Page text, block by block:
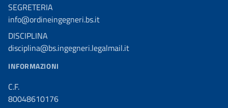
SEGRETERIA
info@ordineingegneri.bs.it
DISCIPLINA
disciplina@bs.ingegneri.legalmail.it
INFORMAZIONI
C.F.
80048610176